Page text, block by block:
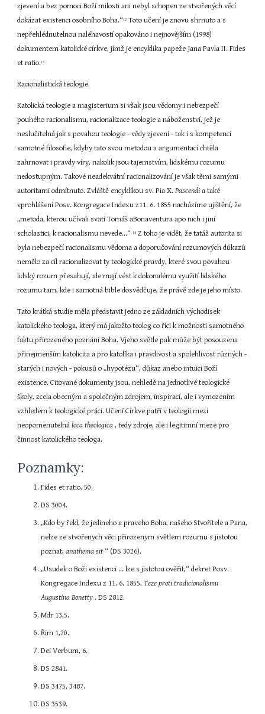
zjevení a bez pomoci Boží milosti ani nebyl schopen ze stvořených věcí
dokázat existenci osobního Boha.“12 Toto učení je znovu shrnuto a s
nepřehlédnutelnou naléhavostí opakováno i nejnovějším (1998)
dokumentem katolické církve, jímž je encyklika papeže Jana Pavla II. Fides
et ratio.13
Racionalistická teologie
Katolická teologie a magisterium si však jsou vědomy i nebezpečí
pouhého racionalismu, racionalizace teologie a náboženství, jež je
neslučitelná jak s povahou teologie - vědy zjevení - tak i s kompetencí
samotné filosofie, kdyby tato svou metodou a argumentací chtěla
zahrnovat i pravdy víry, nakolik jsou tajemstvím, lidskému rozumu
nedostupným. Takové neadekvátní racionalizování je však těmi samými
autoritami odmítnuto. Zvláště encyklikou sv. Pia X. Pascendi a také
vprohlášení Posv. Kongregace Indexu z11. 6. 1855 nacházíme ujištění, že
„metoda, kterou učívali svatí Tomáš aBonaventura apo nich i jiní
scholastici, k racionalismu nevede...“ 14 Z toho je vidět, že tatáž autorita si
byla nebezpečí racionalismu vědoma a doporučování rozumových důkazů
nemělo za cíl racionalizovat ty teologické pravdy, které svou povahou
lidský rozum přesahují, ale mají vést k dokonalému využití lidského
rozumu tam, kde i samotná bible dosvědčuje, že právě zde je jeho místo.
Tato krátká studie měla představit jedno ze základních východisek
katolického teologa, který má jakožto teolog co říci k možnosti samotného
faktu přirozeného poznání Boha. Vjeho světle pak může být posouzena
přinejmenším katolicita a pro katolíka i pravdivost a spolehlivost různých -
starých i nových - pokusů o „hypotézu“, důkaz anebo intuici Boží
existence. Citované dokumenty jsou, nehledě na jednotlivé teologické
školy, zcela obecným a společným zdrojem, inspirací, ale i vymezením
vzhledem k teologické práci. Učení Církve patří v teologii mezi
neopomenutelná loca theologica , tedy zdroje, ale i legitimní meze pro
činnost katolického teologa.
Poznamky:
Fides et ratio, 50.
DS 3004.
„Kdo by řekl, že jedineho a praveho Boha, našeho Stvořitele a Pana,
nelze ze stvořenych věci přirozenym světlem rozumu s jistotou
poznat, anathema sit “ (DS 3026).
„Usudek o Boži existenci ... lze s jistotou ověřit,“ dekret Posv.
Kongregace Indexu z 11. 6. 1855, Teze proti tradicionalismu
Augustina Bonetty . DS 2812.
Mdr 13,5.
Řim 1,20.
Dei Verbum, 6.
DS 2841.
DS 3475, 3487.
DS 3539.